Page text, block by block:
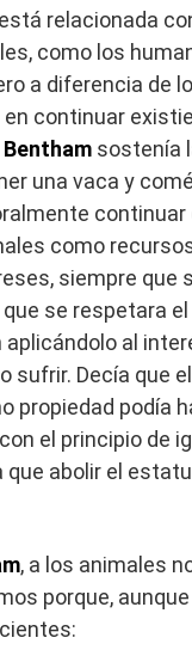
relacionada
como los
a diferencia de
continuar
Bentham sostenía
una vaca y
continuar
como
siempre que
se respetara
al
sufrir. Decía que
propiedad podía
el principio de
que abolir el
, a los animales
porque,